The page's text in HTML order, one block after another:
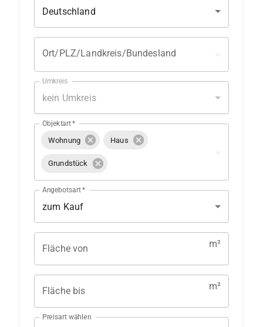
Deutschland
Ort/PLZ/Landkreis/Bundesland
Umkreis
kein Umkreis
Objektart*
Wohnung Haus
Grundstück
Angebotsart*
zum Kauf
Fläche von m²
Fläche bis m²
Preisart wählen